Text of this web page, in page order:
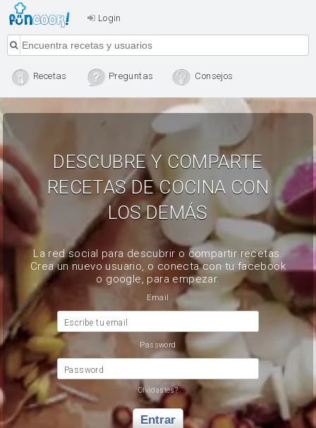
Login
Recetas Preguntas Consejos
DESCUBRE Y COMPARTE
RECETAS DE COCINA CON
LOS DEMÁS
La red social para descubrir o compartir recetas.
Crea un nuevo usuario, o conecta con tu facebook
o google, para empezar.
Email
Escribe tu email
Password
Password
Olvidastes?
Entrar